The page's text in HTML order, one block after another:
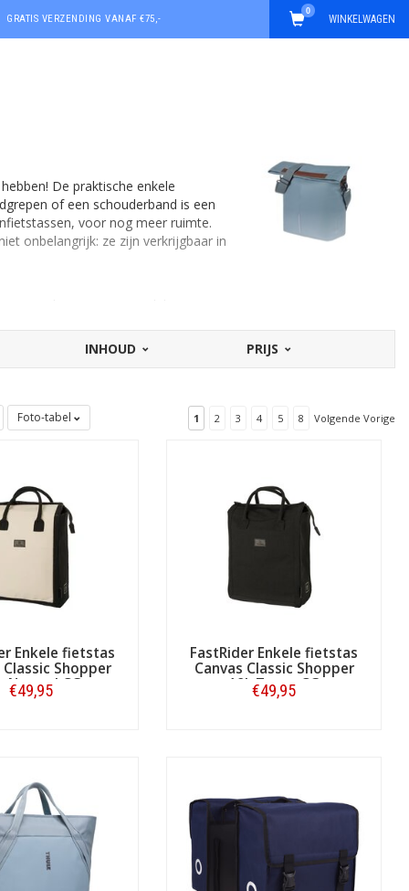
GRATIS VERZENDING VANAF €75,- WINKELWAGEN
0
De praktische enkele
of een schouderband is een
voor nog meer ruimte.
onbelangrijk: ze zijn verkrijgbaar in
geschikt voor dames- en
fietsen de tas niet raakt met uw
een inhoud van 16 liter, tot wat
van 24 tot soms wel 52 liter.
INHOUD PRIJS
Foto-tabel 1 2 3 4 5 8 Volgende Vorige
Enkele fietstas
Classic Shopper
Natural CG
€49,95
FastRider Enkele fietstas
Canvas Classic Shopper
19L Zwart CG
€49,95